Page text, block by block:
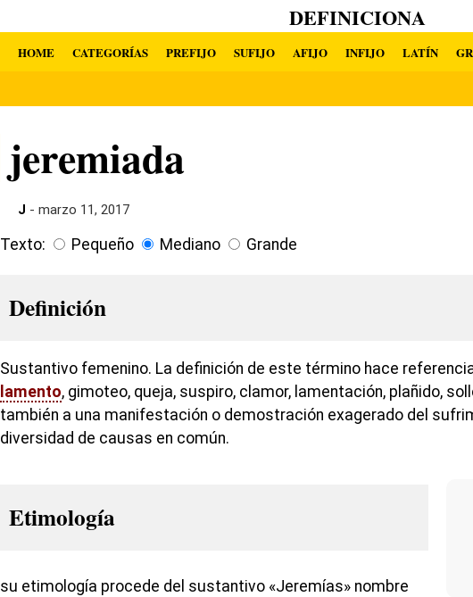
DEFINICIONA
HOME CATEGORÍAS PREFIJO SUFIJO AFIJO INFIJO LATÍN
jeremiada
J - marzo 11, 2017
Texto: Pequeño Mediano Grande
Definición
Sustantivo femenino. La definición de este término hace
lamento, gimoteo, queja, suspiro, clamor, lamentación, plañido,
también a una manifestación o demostración exagerado del
diversidad de causas en común.
Etimología
su etimología procede del sustantivo «Jeremías» nombre